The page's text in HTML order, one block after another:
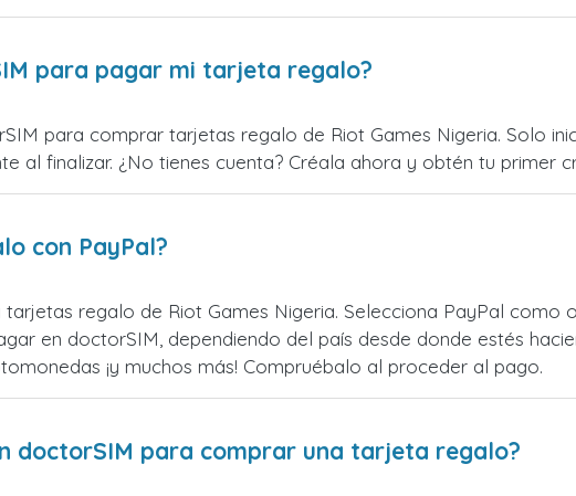
para pagar mi tarjeta regalo?
para comprar tarjetas regalo de Riot Games Nigeria. Solo
al finalizar. ¿No tienes cuenta? Créala ahora y obtén tu primer
con PayPal?
regalo de Riot Games Nigeria. Selecciona PayPal como
en doctorSIM, dependiendo del país desde donde estés
¡y muchos más! Compruébalo al proceder al pago.
doctorSIM para comprar una tarjeta regalo?